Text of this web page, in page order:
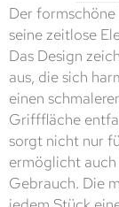
Der
seine zeitlose
Das Design
aus, die sich
einen
Grifffläche
sorgt nicht nur
ermöglicht
Gebrauch. Die